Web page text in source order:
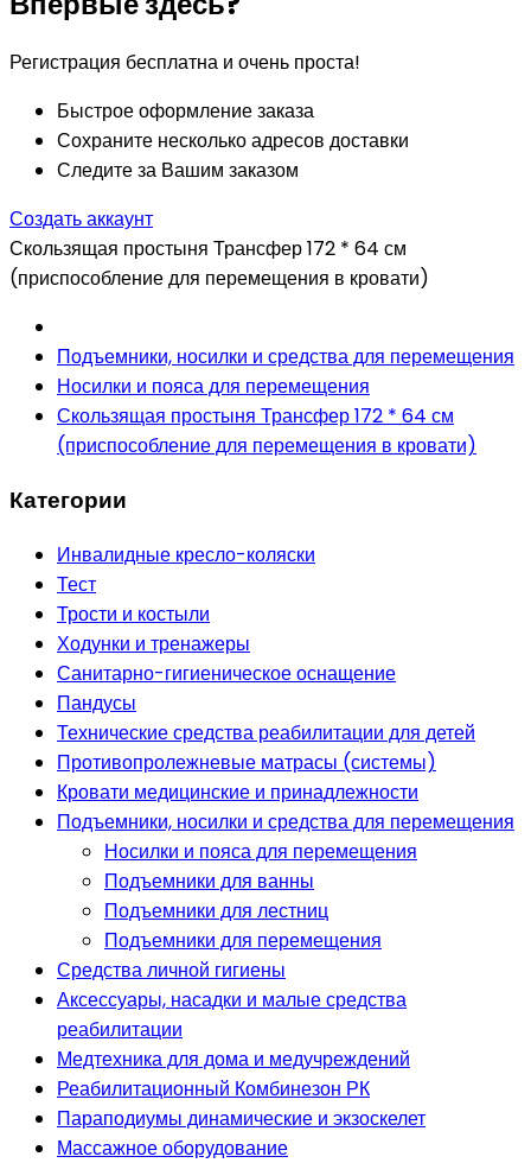
Регистрация бесплатна и очень проста!
Быстрое оформление заказа
Сохраните несколько адресов доставки
Следите за Вашим заказом
Создать аккаунт
Скользящая простыня Трансфер 172 * 64 см
(приспособление для перемещения в кровати)
Подъемники, носилки и средства для перемещения
Носилки и пояса для перемещения
Скользящая простыня Трансфер 172 * 64 см
(приспособление для перемещения в кровати)
Категории
Инвалидные кресло-коляски
Тест
Трости и костыли
Ходунки и тренажеры
Санитарно-гигиеническое оснащение
Пандусы
Технические средства реабилитации для детей
Противопролежневые матрасы (системы)
Кровати медицинские и принадлежности
Подъемники, носилки и средства для перемещения
Носилки и пояса для перемещения
Подъемники для ванны
Подъемники для лестниц
Подъемники для перемещения
Средства личной гигиены
Аксессуары, насадки и малые средства
реабилитации
Медтехника для дома и медучреждений
Реабилитационный Комбинезон РК
Параподиумы динамические и экзоскелет
Массажное оборудование